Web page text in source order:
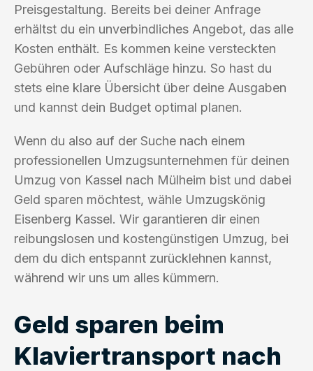
Preisgestaltung. Bereits bei deiner Anfrage
erhältst du ein unverbindliches Angebot, das alle
Kosten enthält. Es kommen keine versteckten
Gebühren oder Aufschläge hinzu. So hast du
stets eine klare Übersicht über deine Ausgaben
und kannst dein Budget optimal planen.
Wenn du also auf der Suche nach einem
professionellen Umzugsunternehmen für deinen
Umzug von Kassel nach Mülheim bist und dabei
Geld sparen möchtest, wähle Umzugskönig
Eisenberg Kassel. Wir garantieren dir einen
reibungslosen und kostengünstigen Umzug, bei
dem du dich entspannt zurücklehnen kannst,
während wir uns um alles kümmern.
Geld sparen beim
Klaviertransport nach